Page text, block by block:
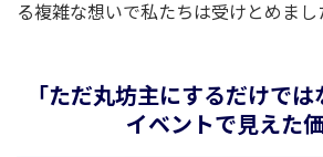
る複雑な想いで私たちは受けとめまし
「ただ丸坊主にするだけで
イベントで見えた